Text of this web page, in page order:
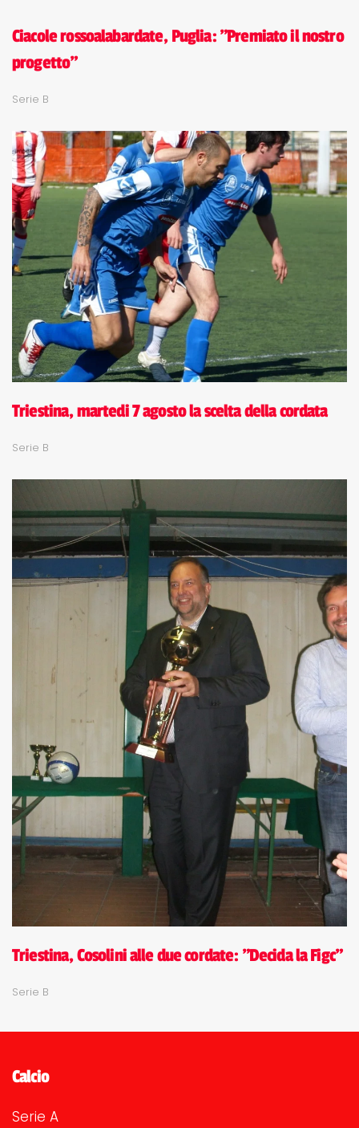
Ciacole rossoalabardate, Puglia: "Premiato il nostro
progetto"
Serie B
Triestina, martedi 7 agosto la scelta della cordata
Serie B
Triestina, Cosolini alle due cordate: "Decida la Figc"
Serie B
Calcio
Serie A